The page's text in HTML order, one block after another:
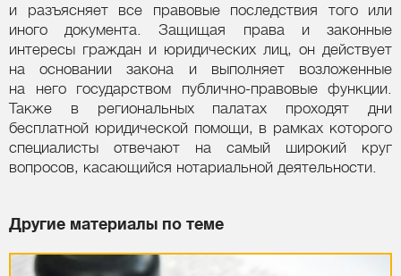
и разъясняет все правовые последствия того или
иного документа. Защищая права и законные
интересы граждан и юридических лиц, он действует
на основании закона и выполняет возложенные
на него государством публично-правовые функции.
Также в региональных палатах проходят дни
бесплатной юридической помощи, в рамках которого
специалисты отвечают на самый широкий круг
вопросов, касающийся нотариальной деятельности.
Другие материалы по теме